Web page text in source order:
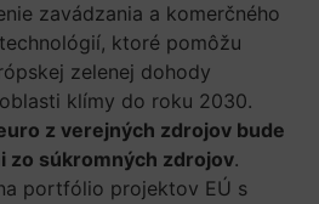
zavádzania a komerčného
ktoré pomôžu
zelenej dohody
klímy do roku 2030.
z verejných zdrojov bude
zo súkromných zdrojov.
portfólio projektov EÚ s